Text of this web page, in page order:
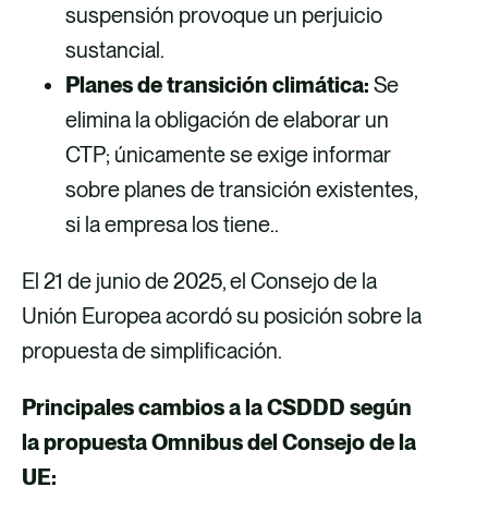
suspensión provoque un perjuicio
sustancial.
Planes de transición climática: Se
elimina la obligación de elaborar un
CTP; únicamente se exige informar
sobre planes de transición existentes,
si la empresa los tiene..
El 21 de junio de 2025, el Consejo de la
Unión Europea acordó su posición sobre la
propuesta de simplificación.
Principales cambios a la CSDDD según
la propuesta Omnibus del Consejo de la
UE: